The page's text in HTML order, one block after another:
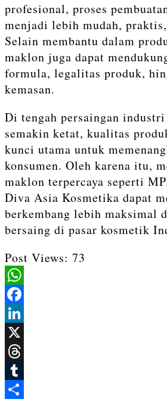
profesional, proses
menjadi lebih mudah,
Selain membantu dalam
maklon juga dapat
formula, legalitas produk,
kemasan.
Di tengah persaingan
semakin ketat, kualitas
kunci utama untuk
konsumen. Oleh karena itu,
maklon terpercaya seperti
Diva Asia Kosmetika dapat
berkembang lebih maksimal
bersaing di pasar kosmetik
Post Views: 73
WhatsApp
Facebook
LinkedIn
X
Threads
Tumblr